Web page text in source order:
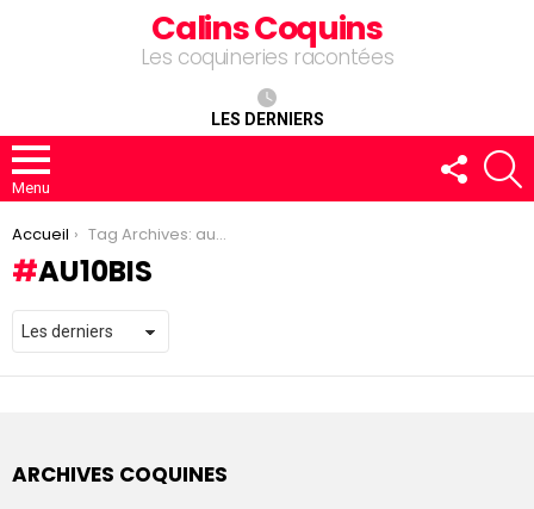
Calins Coquins
Les coquineries racontées
LES DERNIERS
Menu
FOLLOW
US
You are here:
Accueil Tag Archives: au10bis
AU10BIS
ARCHIVES COQUINES